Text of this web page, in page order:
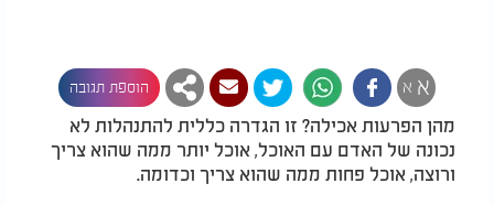
א א הוספת תגובה
מהן הפרעות אכילה? זו הגדרה כללית להתנהלות לא
נכונה של האדם עם האוכל, אוכל יותר ממה שהוא צריך
ורוצה, אוכל פחות ממה שהוא צריך וכדומה.